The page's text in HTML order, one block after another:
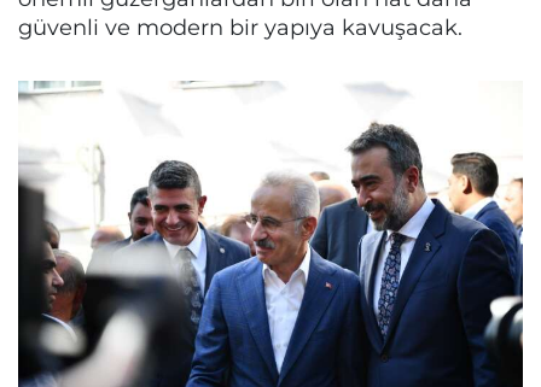
güvenli ve modern bir yapıya kavuşacak.